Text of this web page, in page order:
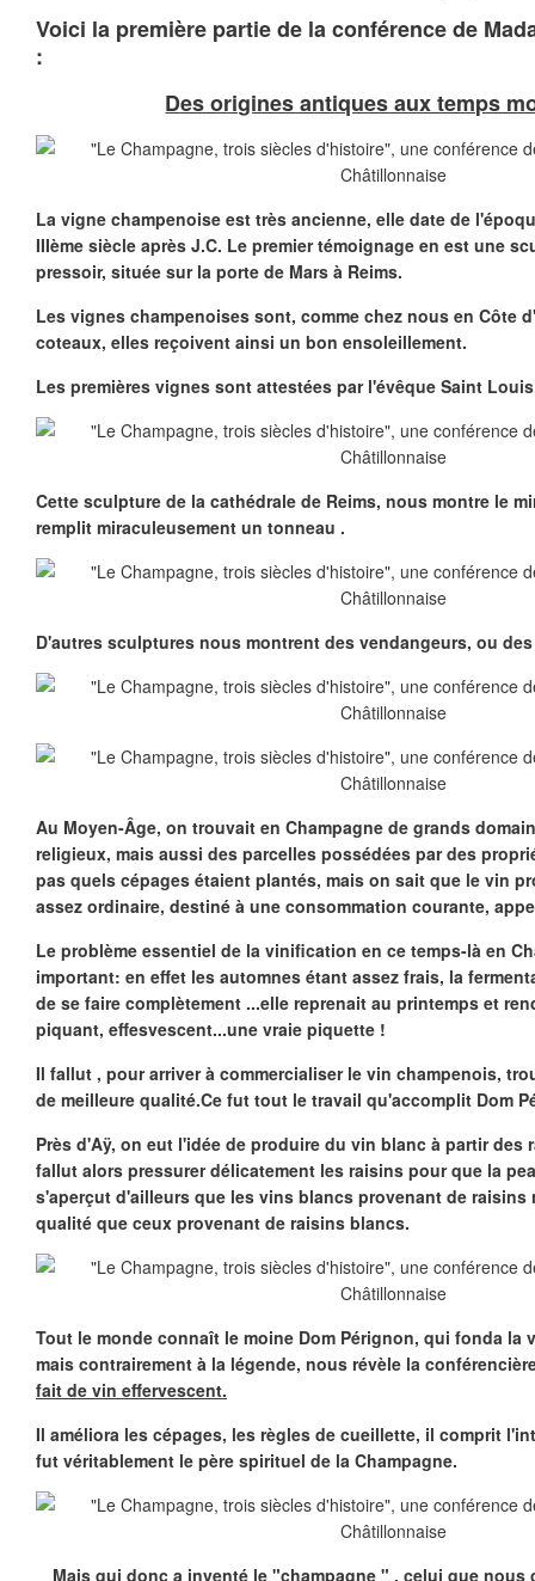
Voici la première partie de la conférence de
:
Des origines antiques aux temps
La vigne champenoise est très ancienne, elle date de
IIIème siècle après J.C. Le premier témoignage en est une
pressoir, située sur la porte de Mars à Reims.
Les vignes champenoises sont, comme chez nous en Côte
coteaux, elles reçoivent ainsi un bon ensoleillement.
Les premières vignes sont attestées par l'évêque Saint
Cette sculpture de la cathédrale de Reims, nous montre le
remplit miraculeusement un tonneau .
D'autres sculptures nous montrent des vendangeurs, ou
Au Moyen-Âge, on trouvait en Champagne de grands
religieux, mais aussi des parcelles possédées par des
pas quels cépages étaient plantés, mais on sait que le vin
assez ordinaire, destiné à une consommation courante,
Le problème essentiel de la vinification en ce temps-là en
important: en effet les automnes étant assez frais, la
de se faire complètement ...elle reprenait au printemps et
piquant, effesvescent...une vraie piquette !
Il fallut , pour arriver à commercialiser le vin champenois,
de meilleure qualité.Ce fut tout le travail qu'accomplit Dom
Près d'Aÿ, on eut l'idée de produire du vin blanc à partir
fallut alors pressurer délicatement les raisins pour que la
s'aperçut d'ailleurs que les vins blancs provenant de
qualité que ceux provenant de raisins blancs.
Tout le monde connaît le moine Dom Pérignon, qui fonda la
mais contrairement à la légende, nous révèle la
fait de vin effervescent.
Il améliora les cépages, les règles de cueillette, il comprit
fut véritablement le père spirituel de la Champagne.
Mais qui donc a inventé le "champagne " , celui que